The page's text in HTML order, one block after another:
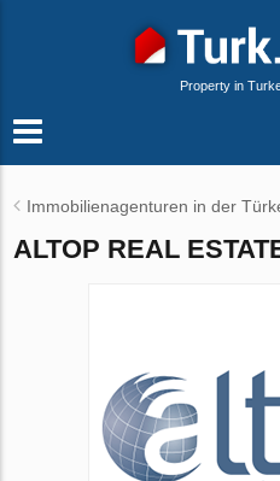
Property in
Immobilienagenturen in der
ALTOP REAL